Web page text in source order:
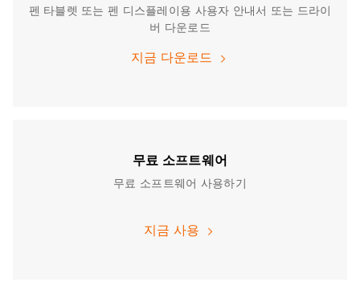
펜 타블렛 또는 펜 디스플레이용 사용자 안내서 또는 드라이
버 다운로드
지금 다운로드
무료 소프트웨어
무료 소프트웨어 사용하기
지금 사용